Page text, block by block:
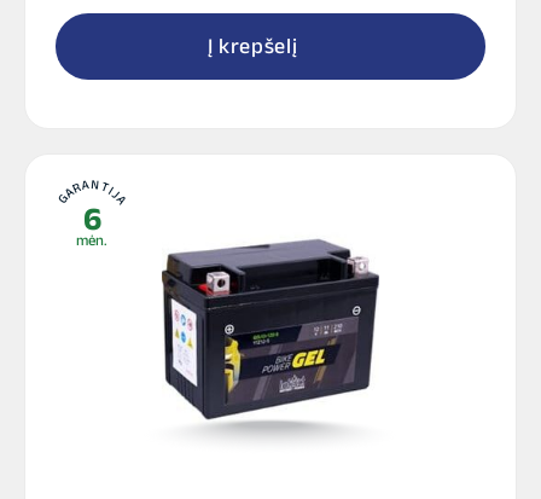
Į krepšelį
GARANTIJA
6
mėn.